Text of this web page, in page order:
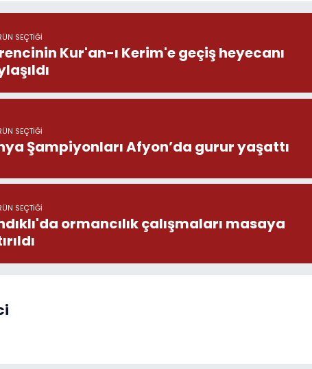
SEÇTIĞI
Kur'an-ı Kerim'e geçiş heyecanı
SEÇTIĞI
Şampiyonları Afyon’da gurur yaşattı
SEÇTIĞI
ormancılık çalışmaları masaya